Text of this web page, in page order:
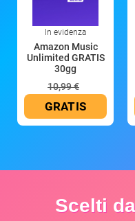
In evidenza
Amazon Music
Unlimited GRATIS
30gg
10,99 €
GRATIS
Scelti